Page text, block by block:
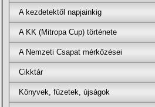
A kezdetektől napjainkig
A KK (Mitropa Cup) története
A Nemzeti Csapat mérkőzései
Cikktár
Könyvek, füzetek, újságok